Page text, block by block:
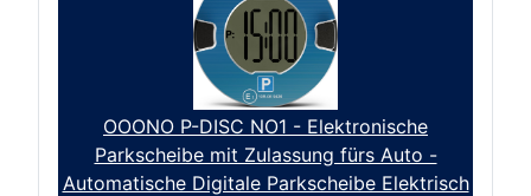
OOONO P-DISC NO1 - Elektronische
Parkscheibe mit Zulassung fürs Auto -
Automatische Digitale Parkscheibe Elektrisch